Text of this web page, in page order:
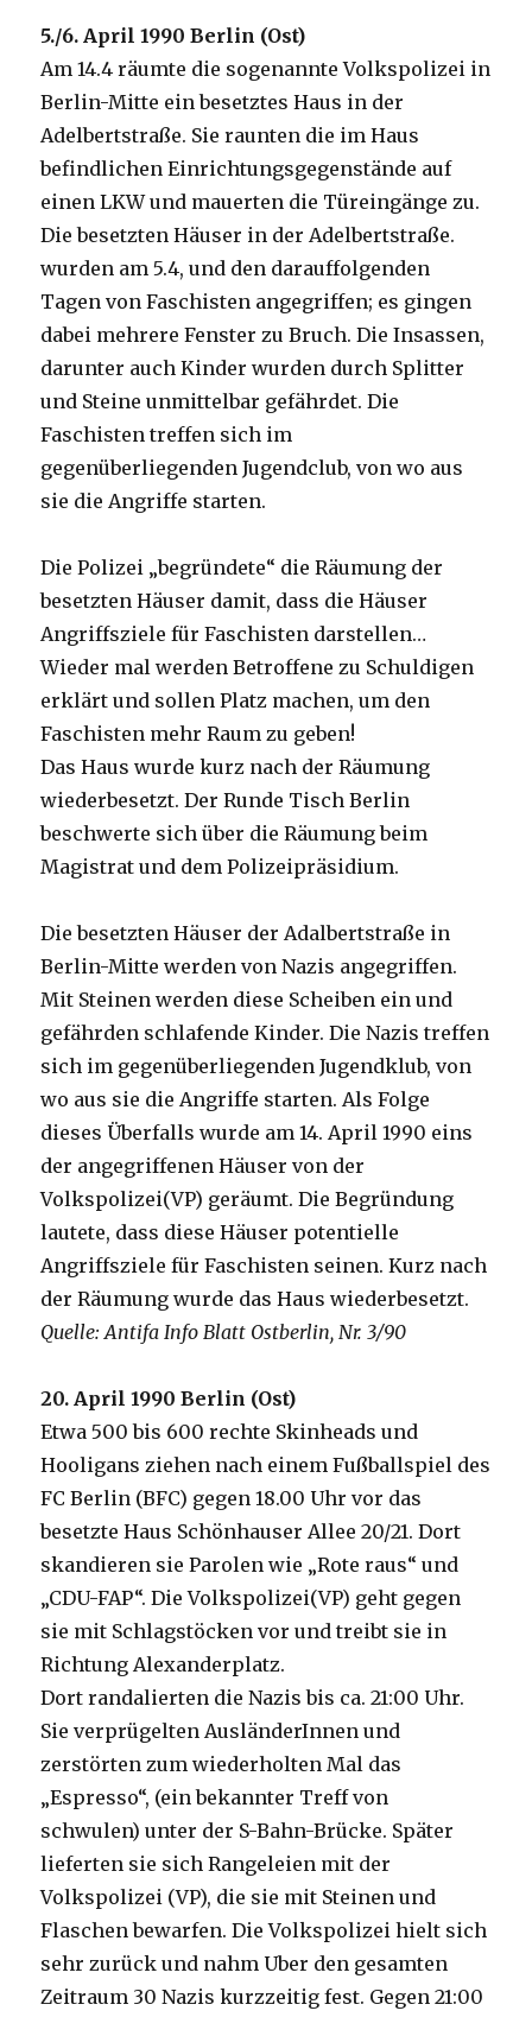
5./6. April 1990 Berlin (Ost)
Am 14.4 räumte die sogenannte Volkspolizei in
Berlin-Mitte ein besetztes Haus in der
Adelbertstraße. Sie raunten die im Haus
befindlichen Einrichtungsgegenstände auf
einen LKW und mauerten die Türeingänge zu.
Die besetzten Häuser in der Adelbertstraße.
wurden am 5.4, und den darauffolgenden
Tagen von Faschisten angegriffen; es gingen
dabei mehrere Fenster zu Bruch. Die Insassen,
darunter auch Kinder wurden durch Splitter
und Steine unmittelbar gefährdet. Die
Faschisten treffen sich im
gegenüberliegenden Jugendclub, von wo aus
sie die Angriffe starten.
Die Polizei „begründete“ die Räumung der
besetzten Häuser damit, dass die Häuser
Angriffsziele für Faschisten darstellen…
Wieder mal werden Betroffene zu Schuldigen
erklärt und sollen Platz machen, um den
Faschisten mehr Raum zu geben!
Das Haus wurde kurz nach der Räumung
wiederbesetzt. Der Runde Tisch Berlin
beschwerte sich über die Räumung beim
Magistrat und dem Polizeipräsidium.
Die besetzten Häuser der Adalbertstraße in
Berlin-Mitte werden von Nazis angegriffen.
Mit Steinen werden diese Scheiben ein und
gefährden schlafende Kinder. Die Nazis treffen
sich im gegenüberliegenden Jugendklub, von
wo aus sie die Angriffe starten. Als Folge
dieses Überfalls wurde am 14. April 1990 eins
der angegriffenen Häuser von der
Volkspolizei(VP) geräumt. Die Begründung
lautete, dass diese Häuser potentielle
Angriffsziele für Faschisten seinen. Kurz nach
der Räumung wurde das Haus wiederbesetzt.
Quelle: Antifa Info Blatt Ostberlin, Nr. 3/90
20. April 1990 Berlin (Ost)
Etwa 500 bis 600 rechte Skinheads und
Hooligans ziehen nach einem Fußballspiel des
FC Berlin (BFC) gegen 18.00 Uhr vor das
besetzte Haus Schönhauser Allee 20/21. Dort
skandieren sie Parolen wie „Rote raus“ und
„CDU-FAP“. Die Volkspolizei(VP) geht gegen
sie mit Schlagstöcken vor und treibt sie in
Richtung Alexanderplatz.
Dort randalierten die Nazis bis ca. 21:00 Uhr.
Sie verprügelten AusländerInnen und
zerstörten zum wiederholten Mal das
„Espresso“, (ein bekannter Treff von
schwulen) unter der S-Bahn-Brücke. Später
lieferten sie sich Rangeleien mit der
Volkspolizei (VP), die sie mit Steinen und
Flaschen bewarfen. Die Volkspolizei hielt sich
sehr zurück und nahm Uber den gesamten
Zeitraum 30 Nazis kurzzeitig fest. Gegen 21:00